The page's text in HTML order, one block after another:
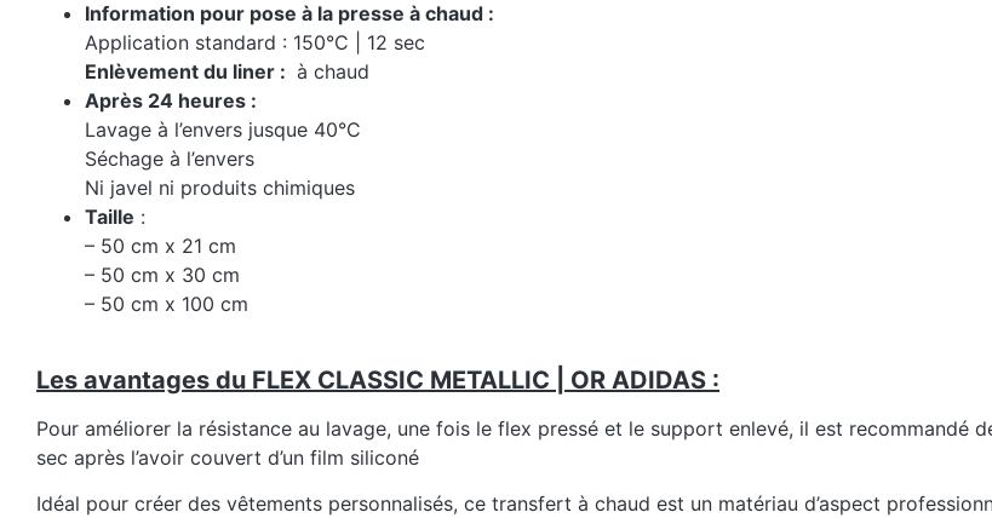
Information pour pose à la presse à chaud :
Application standard : 150°C | 12 sec
Enlèvement du liner : à chaud
Après 24 heures :
Lavage à l’envers jusque 40°C
Séchage à l’envers
Ni javel ni produits chimiques
Taille :
– 50 cm x 21 cm
– 50 cm x 30 cm
– 50 cm x 100 cm
Les avantages du FLEX CLASSIC METALLIC | OR ADIDAS :
Pour améliorer la résistance au lavage, une fois le flex pressé et le support enlevé, il est recommandé
sec après l’avoir couvert d’un film siliconé
Idéal pour créer des vêtements personnalisés, ce transfert à chaud est un matériau d’aspect